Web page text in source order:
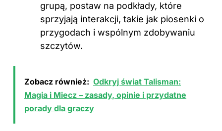
grupą, postaw na podkłady, które
sprzyjają interakcji, takie jak piosenki o
przygodach i wspólnym zdobywaniu
szczytów.
Zobacz również: Odkryj świat Talisman:
Magia i Miecz – zasady, opinie i przydatne
porady dla graczy